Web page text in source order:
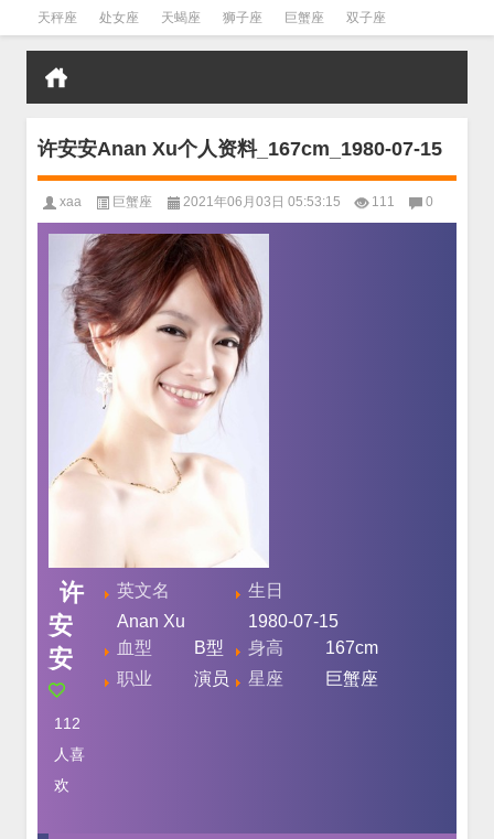
天秤座 处女座 天蝎座 狮子座 巨蟹座 双子座
金牛座 双鱼座 水瓶座
许安安Anan Xu个人资料_167cm_1980-07-15
xaa 巨蟹座 2021年06月03日 05:53:15 111 0
许
安
安
112
人喜
欢
英文名
Anan Xu
生日
1980-07-15
血型
B型 身高
167cm
职业
演员 星座 巨蟹座